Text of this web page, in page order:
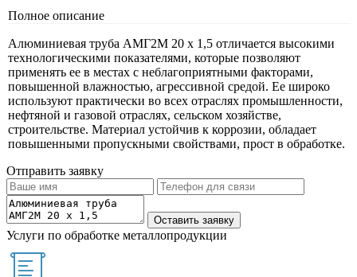
Полное описание
Алюминиевая труба АМГ2М 20 х 1,5 отличается высокими
технологическими показателями, которые позволяют
применять ее в местах с неблагоприятными факторами,
повышенной влажностью, агрессивной средой. Ее широко
используют практически во всех отраслях промышленности,
нефтяной и газовой отраслях, сельском хозяйстве,
строительстве. Материал устойчив к коррозии, обладает
повышенными пропускными свойствами, прост в обработке.
Отправить заявку
Услуги по обработке металлопродукции